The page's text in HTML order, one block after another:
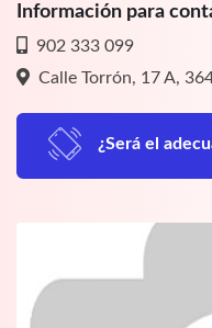
Información para
902 333 099
Calle Torrón, 17 A,
¿Será el